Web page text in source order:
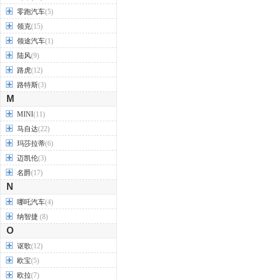
零跑汽车(5)
领克(15)
领途汽车(1)
陆风(9)
路虎(12)
路特斯(3)
M
MINI(11)
马自达(22)
玛莎拉蒂(6)
迈凯伦(3)
名爵(17)
N
哪吒汽车(4)
纳智捷 (8)
O
讴歌(12)
欧宝(5)
欧拉(7)